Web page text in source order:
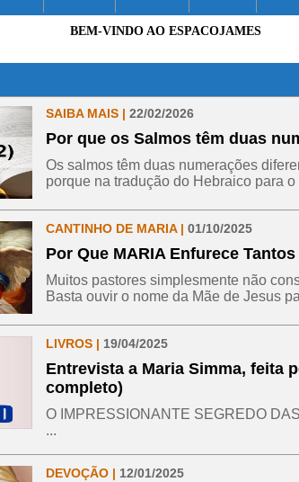
BEM-VINDO AO ESPACOJAMES
SAIBA MAIS | 22/02/2026
Por que os Salmos têm duas
Os salmos têm duas numerações
porque na tradução do Hebraico para o
CANTINHO DE MARIA | 01/10/2025
Por Que MARIA Enfurece
Muitos pastores simplesmente não
Basta ouvir o nome da Mãe de Jesus
LIVROS | 19/04/2025
Entrevista a Maria Simma, feita
completo)
O IMPRESSIONANTE SEGREDO
...
DEVOÇÃO | 12/01/2025